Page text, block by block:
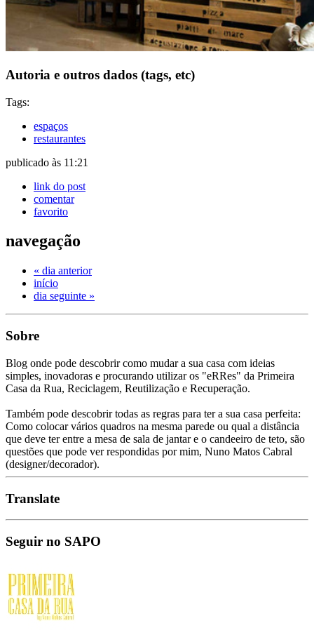
Autoria e outros dados (tags, etc)
Tags:
espaços
restaurantes
publicado às 11:21
link do post
comentar
favorito
navegação
« dia anterior
início
dia seguinte »
Sobre
Blog onde pode descobrir como mudar a sua casa com ideias
simples, inovadoras e procurando utilizar os "eRRes" da Primeira
Casa da Rua, Reciclagem, Reutilização e Recuperação.
Também pode descobrir todas as regras para ter a sua casa perfeita:
Como colocar vários quadros na mesma parede ou qual a distância
que deve ter entre a mesa de sala de jantar e o candeeiro de teto, são
questões que pode ver respondidas por mim, Nuno Matos Cabral
(designer/decorador).
Translate
Seguir no SAPO